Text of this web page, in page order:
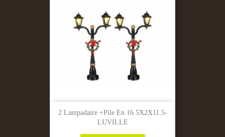
2 Lampadaire +Pile En 16.5X2X11.5-
LUVILLE